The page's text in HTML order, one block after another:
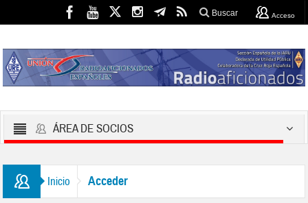
Buscar Acceso
ÁREA DE SOCIOS
Inicio Acceder